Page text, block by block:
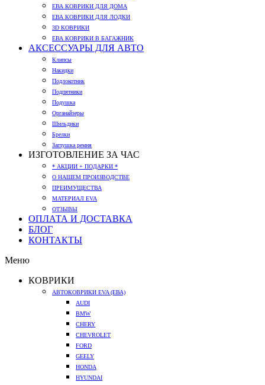
ЕВА КОВРИКИ ДЛЯ ДОМА
ЕВА КОВРИКИ ДЛЯ ЛОДКИ
3D КОВРИКИ
ЕВА КОВРИКИ В БАГАЖНИК
АКСЕССУАРЫ ДЛЯ АВТО
Клипсы
Накидки
Подлокотник
Подпятники
Подушка
Органайзеры
Шильдики
Брелки
Заглушка ремня
ИЗГОТОВЛЕНИЕ ЗА ЧАС
* АКЦИИ + ПОДАРКИ *
О НАШЕМ ПРОИЗВОДСТВЕ
ПРЕИМУЩЕСТВА
МАТЕРИАЛ EVA
ОТЗЫВЫ
ОПЛАТА И ДОСТАВКА
БЛОГ
КОНТАКТЫ
Меню
КОВРИКИ
АВТОКОВРИКИ EVA (ЕВА)
AUDI
BMW
CHERY
CHEVROLET
FORD
GEELY
HONDA
HYUNDAI